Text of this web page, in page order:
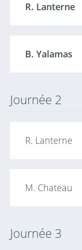
R. Lanterne
B. Yalamas
Journée 2
R. Lanterne
M. Chateau
Journée 3